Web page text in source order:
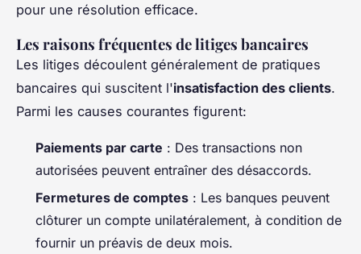
pour une résolution efficace.
Les raisons fréquentes de litiges bancaires
Les litiges découlent généralement de pratiques
bancaires qui suscitent l'insatisfaction des clients.
Parmi les causes courantes figurent:
Paiements par carte : Des transactions non
autorisées peuvent entraîner des désaccords.
Fermetures de comptes : Les banques peuvent
clôturer un compte unilatéralement, à condition de
fournir un préavis de deux mois.